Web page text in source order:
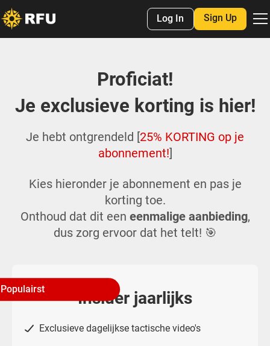
Log In Sign Up
Proficiat!
Je exclusieve korting is hier!
Je hebt ontgrendeld [25% KORTING op je
abonnement!]
Kies hieronder je abonnement en pas je
korting toe.
Onthoud dat dit een eenmalige aanbieding,
dus zorg ervoor dat het telt! 🎯
Insider jaarlijks
Exclusieve dagelijkse tactische video's
Populairst